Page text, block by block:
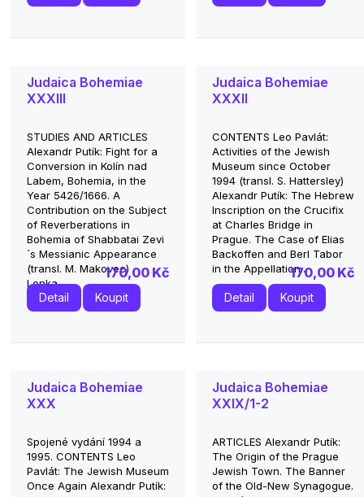
Judaica Bohemiae
XXXIII
STUDIES AND ARTICLES
Alexandr Putík: Fight for a
Conversion in Kolín nad
Labem, Bohemia, in the
Year 5426/1666. A
Contribution on the Subject
of Reverberations in
Bohemia of Shabbatai Zevi
´s Messianic Appearance
(transl. M. Makovec)
Lenka...
170,00 Kč
Detail Koupit
Judaica Bohemiae
XXXII
CONTENTS Leo Pavlát:
Activities of the Jewish
Museum since October
1994 (transl. S. Hattersley)
Alexandr Putík: The Hebrew
Inscription on the Crucifix
at Charles Bridge in
Prague. The Case of Elias
Backoffen and Berl Tabor
in the Appellation...170,00 Kč
Detail Koupit
Judaica Bohemiae
XXX
Spojené vydání 1994 a
1995. CONTENTS Leo
Pavlát: The Jewish Museum
Once Again Alexandr Putík:
Judaica Bohemiae
XXIX/1-2
ARTICLES Alexandr Putík:
The Origin of the Prague
Jewish Town. The Banner
of the Old-New Synagogue.